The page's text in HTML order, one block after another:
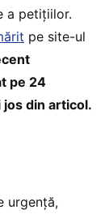
a petiţiilor.
pe site-ul
pe 24
din articol.
urgenţă,